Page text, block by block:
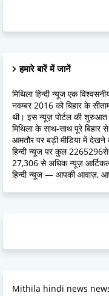
हमारे बारें में जानें
मिथिला हिन्दी न्यूज एक
नवम्बर 2016 को बिहार के
थी। इस न्यूज़ पोर्टल की शुरुआत
मिथिला के साथ-साथ पूरे बिहार
आमतौर पर बड़ी मीडिया में
हिन्दी न्यूज पर कुल
27,306 से अधिक न्यूज़
हिन्दी न्यूज — आपकी आवाज़,
Mithila hindi news